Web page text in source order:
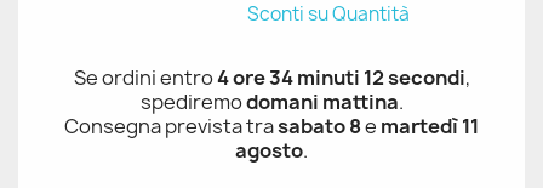
Sconti su Quantità
Se ordini entro4 ore 34 minuti 11 secondi,
spediremodomani mattina.
Consegna prevista trasabato 8e martedì 11
agosto.